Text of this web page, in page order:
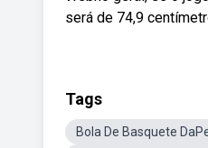
será de 74,9
Tags
Bola De Basquete